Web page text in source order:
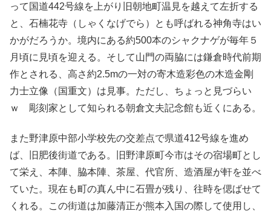
って国道442号線を上がり旧朝地町温見を越えて左折する
と、石楠花寺（しゃくなげでら）とも呼ばれる神角寺はい
かがだろうか。境内にある約500本のシャクナゲが毎年５
月頃に見頃を迎える。そして山門の両脇には鎌倉時代前期
作とされる、高さ約2.5mの一対の寄木造彩色の木造金剛
力士立像（国重文）は見事。ただし、ちょっと見づらい
ｗ 彫刻家として知られる朝倉文夫記念館も近くにある。
また野津原中部小学校先の交差点で県道412号線を進め
ば、旧肥後街道である。旧野津原町今市はその宿場町とし
て栄え、本陣、脇本陣、茶屋、代官所、造酒屋が軒を並べ
ていた。現在も町の真ん中に石畳が残り、往時を偲ばせて
くれる。この街道は加藤清正が熊本入国の際して使用し、